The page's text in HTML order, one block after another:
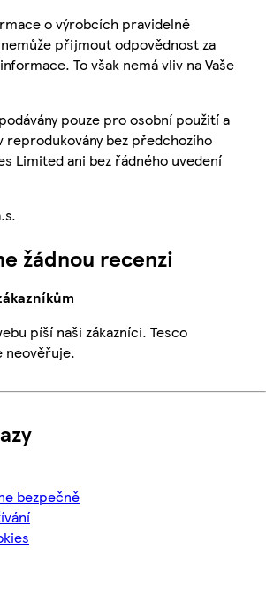
o výrobcích pravidelně
přijmout odpovědnost za
To však nemá vliv na Vaše
pouze pro osobní použití a
reprodukovány bez předchozího
Limited ani bez řádného uvedení
žádnou recenzi
píší naši zákazníci. Tesco
neověřuje.
bezpečně